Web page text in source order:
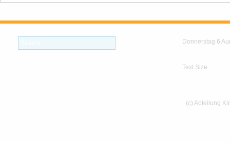
Donnerstag 6
Text Size
(c) Abteilung